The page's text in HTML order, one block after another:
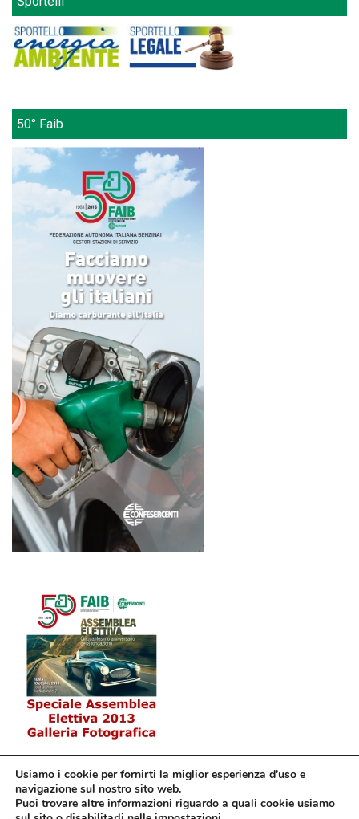
50° Faib
Usiamo i cookie per fornirti la miglior esperienza d'uso e
navigazione sul nostro sito web.
Puoi trovare altre informazioni riguardo a quali cookie usiamo